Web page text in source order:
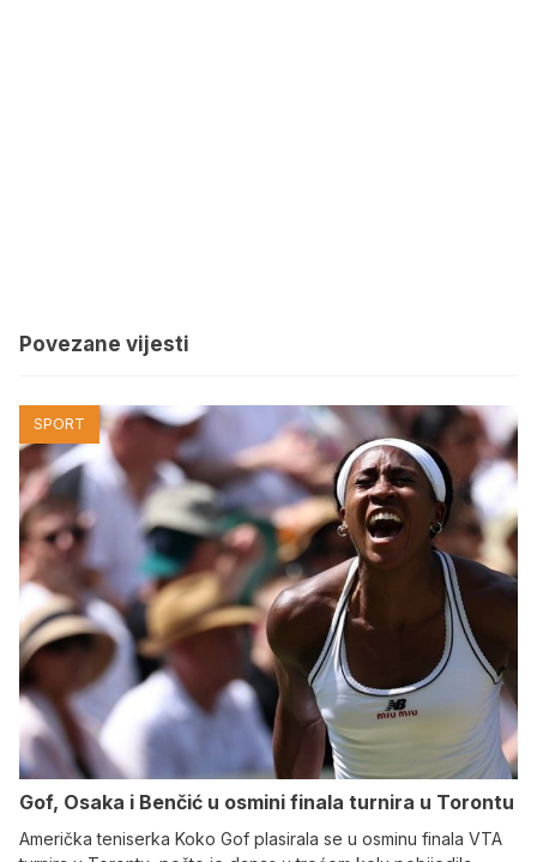
Povezane vijesti
SPORT
Gof, Osaka i Benčić u osmini finala turnira u Torontu
Američka teniserka Koko Gof plasirala se u osminu finala VTA